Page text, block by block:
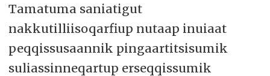
Tamatuma saniatigut
nakkutilliisoqarfiup nutaap inuiaat
peqqissusaannik pingaartitsisumik
suliassinneqartup erseqqissumik